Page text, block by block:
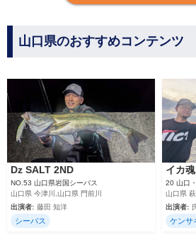
山口県のおすすめコンテンツ
Dz SALT 2ND
NO.53 山口県岩国シーバス
山口県 今津川,山口県 門前川
出演者: 藤田 知洋
シーバス
イカ魂
20 山口
山口県 萩
出演者:
ケンサ